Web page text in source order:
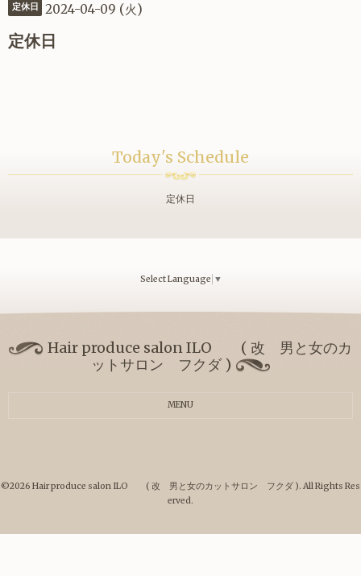
定休日 2024-04-09 (火)
定休日
Today's Schedule
定休日
Select Language ▼
Hair produce salon ILO ( 改 男と女のカ
ットサロン フクダ )
MENU
©2026 Hair produce salon ILO ( 改 男と女のカットサロン フクダ ). All Rights Res
erved.